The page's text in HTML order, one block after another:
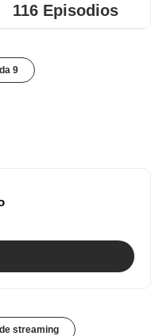
116 Episodios
9
streaming